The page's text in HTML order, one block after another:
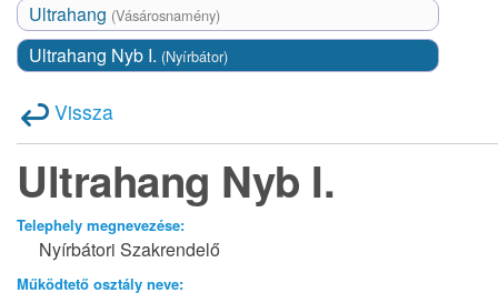
Ultrahang (Vásárosnamény)
Ultrahang Nyb I. (Nyírbátor)
Vissza
Ultrahang Nyb I.
Telephely megnevezése:
Nyírbátori Szakrendelő
Működtető osztály neve: